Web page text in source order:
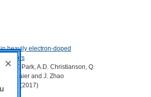
heavily electron-doped
J.T. Park, A.D. Christianson, Q.
T.A. Maier and J. Zhao
123 (2017)
×